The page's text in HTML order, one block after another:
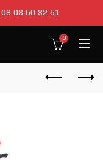
08 08 50 82 51
0